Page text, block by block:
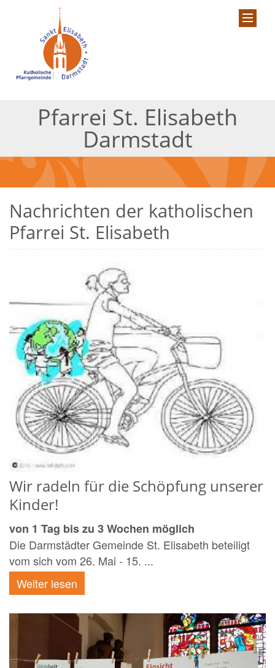
Pfarrei St. Elisabeth
Darmstadt
Nachrichten der katholischen
Pfarrei St. Elisabeth
Wir radeln für die Schöpfung unserer
Kinder!
von 1 Tag bis zu 3 Wochen möglich
Die Darmstädter Gemeinde St. Elisabeth beteiligt
vom sich vom 26. Mai - 15. ...
Weiter lesen